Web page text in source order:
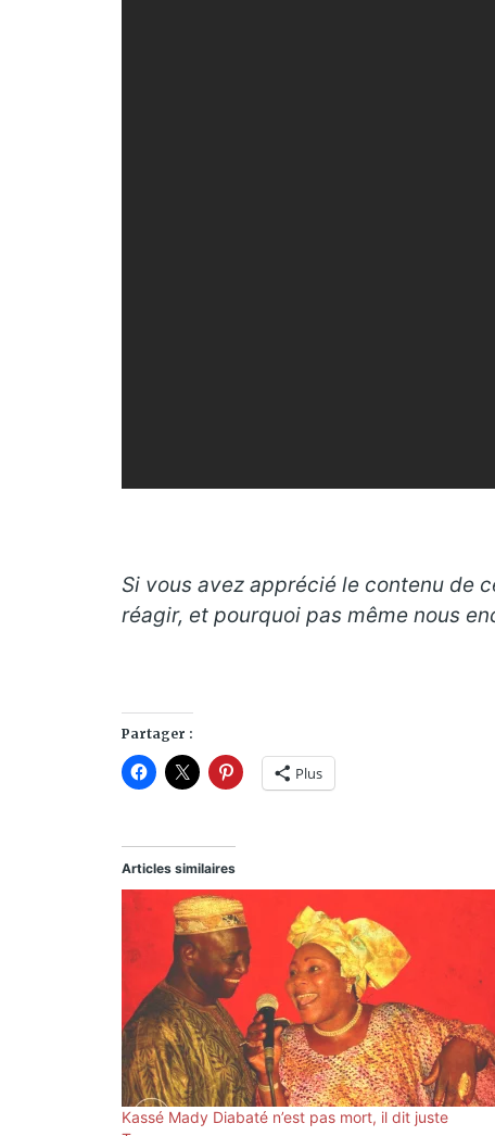
Si vous avez apprécié le contenu de
réagir, et pourquoi pas même nous
Partager :
Plus
Articles similaires
Kassé Mady Diabaté n’est pas mort, il dit juste